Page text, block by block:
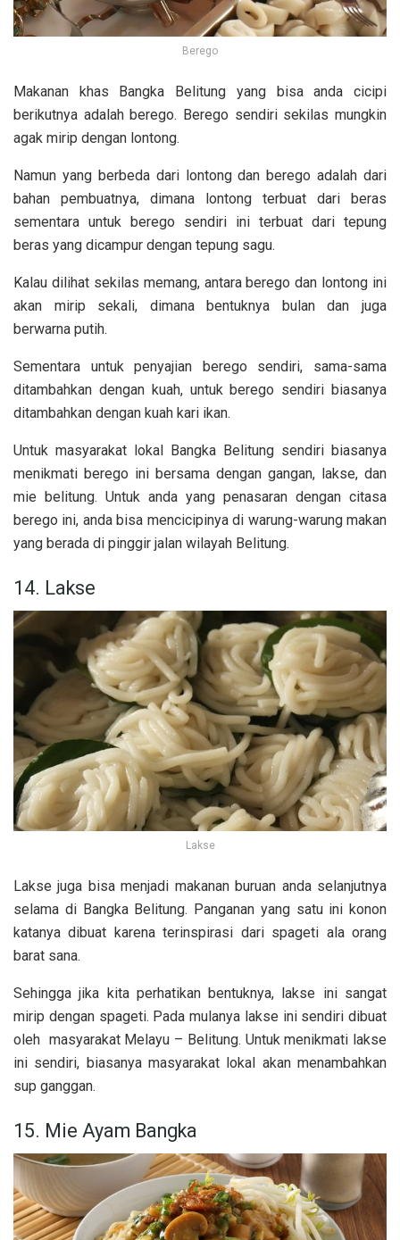
Berego
Makanan khas Bangka Belitung yang bisa anda cicipi
berikutnya adalah berego. Berego sendiri sekilas mungkin
agak mirip dengan lontong.
Namun yang berbeda dari lontong dan berego adalah dari
bahan pembuatnya, dimana lontong terbuat dari beras
sementara untuk berego sendiri ini terbuat dari tepung
beras yang dicampur dengan tepung sagu.
Kalau dilihat sekilas memang, antara berego dan lontong ini
akan mirip sekali, dimana bentuknya bulan dan juga
berwarna putih.
Sementara untuk penyajian berego sendiri, sama-sama
ditambahkan dengan kuah, untuk berego sendiri biasanya
ditambahkan dengan kuah kari ikan.
Untuk masyarakat lokal Bangka Belitung sendiri biasanya
menikmati berego ini bersama dengan gangan, lakse, dan
mie belitung. Untuk anda yang penasaran dengan citasa
berego ini, anda bisa mencicipinya di warung-warung makan
yang berada di pinggir jalan wilayah Belitung.
14. Lakse
Lakse
Lakse juga bisa menjadi makanan buruan anda selanjutnya
selama di Bangka Belitung. Panganan yang satu ini konon
katanya dibuat karena terinspirasi dari spageti ala orang
barat sana.
Sehingga jika kita perhatikan bentuknya, lakse ini sangat
mirip dengan spageti. Pada mulanya lakse ini sendiri dibuat
oleh masyarakat Melayu – Belitung. Untuk menikmati lakse
ini sendiri, biasanya masyarakat lokal akan menambahkan
sup ganggan.
15. Mie Ayam Bangka